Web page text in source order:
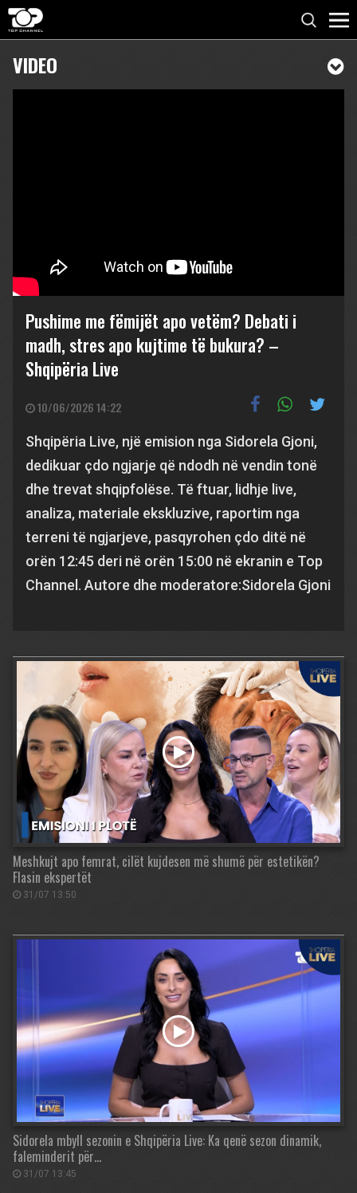
VIDEO
Pushime me fëmijët apo vetëm? Debati i
madh, stres apo kujtime të bukura? –
Shqipëria Live
10/06/2026 14:22
Shqipëria Live, një emision nga Sidorela Gjoni,
dedikuar çdo ngjarje që ndodh në vendin tonë
dhe trevat shqipfolëse. Të ftuar, lidhje live,
analiza, materiale ekskluzive, raportim nga
terreni të ngjarjeve, pasqyrohen çdo ditë në
orën 12:45 deri në orën 15:00 në ekranin e Top
Channel. Autore dhe moderatore:Sidorela Gjoni
Meshkujt apo femrat, cilët kujdesen më shumë për estetikën?
Flasin ekspertët
31/07 13:50
Sidorela mbyll sezonin e Shqipëria Live: Ka qenë sezon dinamik,
faleminderit për…
31/07 13:45